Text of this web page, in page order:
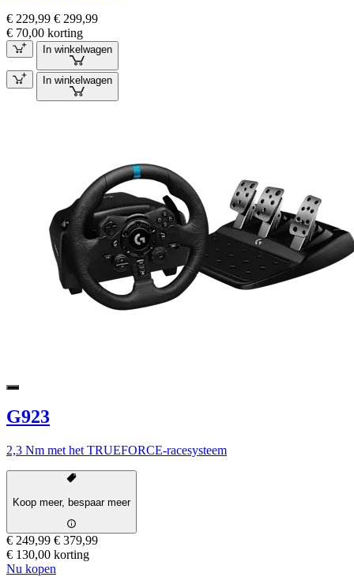
€ 229,99 € 299,99
€ 70,00 korting
In winkelwagen
In winkelwagen
G923
2,3 Nm met het TRUEFORCE-racesysteem
Koop meer, bespaar meer
€ 249,99 € 379,99
€ 130,00 korting
Nu kopen